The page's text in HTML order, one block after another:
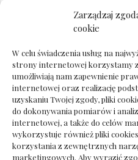
Zarządzaj
cookie
W celu świadczenia usług na
strony internetowej korzystamy z
umożliwiają nam zapewnienie
internetowej oraz realizację
uzyskaniu Twojej zgody, pliki
do dokonywania pomiarów i
internetowej, a także do celów
wykorzystuje również pliki
korzystania z zewnętrznych
marketingowych. Aby wyrazić
Dokumenty
Deska
pośpiechu